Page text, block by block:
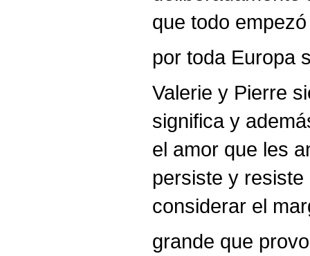
que todo
por toda Europa
Valerie y Pierre
significa y
el amor que les
persiste y
considerar el
grande que